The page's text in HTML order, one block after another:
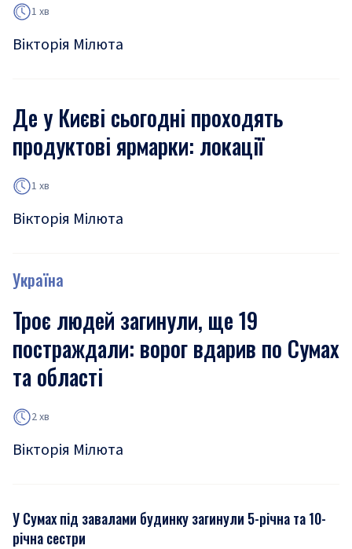
1 хв
Вікторія Мілюта
Де у Києві сьогодні проходять
продуктові ярмарки: локації
1 хв
Вікторія Мілюта
Україна
Троє людей загинули, ще 19
постраждали: ворог вдарив по Сумах
та області
2 хв
Вікторія Мілюта
У Сумах під завалами будинку загинули 5-річна та 10-
річна сестри